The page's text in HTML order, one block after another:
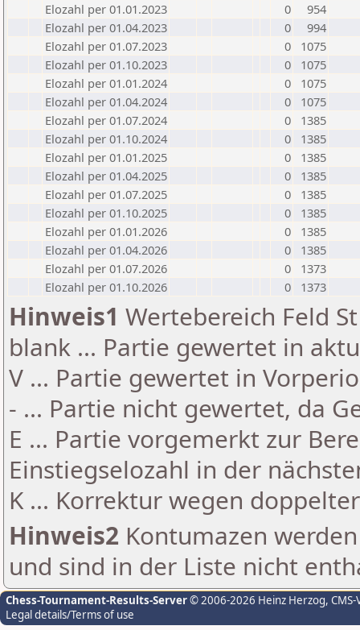
Elozahl per 01.01.2023
0
954
Elozahl per 01.04.2023
0
994
Elozahl per 01.07.2023
0
1075
Elozahl per 01.10.2023
0
1075
Elozahl per 01.01.2024
0
1075
Elozahl per 01.04.2024
0
1075
Elozahl per 01.07.2024
0
1385
Elozahl per 01.10.2024
0
1385
Elozahl per 01.01.2025
0
1385
Elozahl per 01.04.2025
0
1385
Elozahl per 01.07.2025
0
1385
Elozahl per 01.10.2025
0
1385
Elozahl per 01.01.2026
0
1385
Elozahl per 01.04.2026
0
1385
Elozahl per 01.07.2026
0
1373
Elozahl per 01.10.2026
0 1373
Hinweis1 Wertebereich Feld
blank ... Partie gewertet in
V ... Partie gewertet in
- ... Partie nicht gewertet, da
E ... Partie vorgemerkt zur
Einstiegselozahl in der
K ... Korrektur wegen
Hinweis2 Kontumazen
und sind in der Liste nicht
Chess-Tournament-Results-Server© 2006-2026 Heinz Herzog,
Legal details/Terms of use